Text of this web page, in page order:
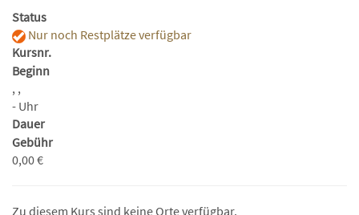
Status
Nur noch Restplätze verfügbar
Kursnr.
Beginn
, ,
- Uhr
Dauer
Gebühr
0,00 €
Zu diesem Kurs sind keine Orte verfügbar.